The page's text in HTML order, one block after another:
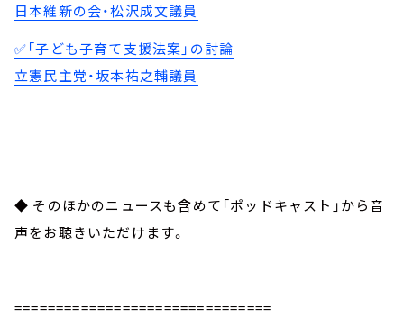
日本維新の会・松沢成文議員
✅「子ども子育て支援法案」の討論
立憲民主党・坂本祐之輔議員
◆ そのほかのニュースも含めて「ポッドキャスト」から音
声をお聴きいただけます。
===============================